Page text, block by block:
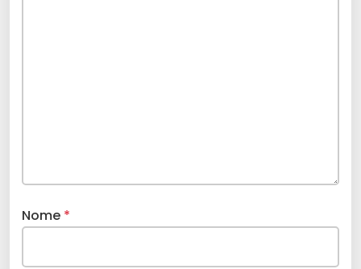
Nome *